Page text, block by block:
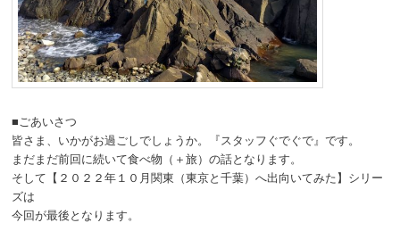
移
動
■ごあいさつ
皆さま、いかがお過ごしでしょうか。『スタッフぐでぐで』です。
まだまだ前回に続いて食べ物（＋旅）の話となります。
そして【２０２２年１０月関東（東京と千葉）へ出向いてみた】シリー
ズは
今回が最後となります。